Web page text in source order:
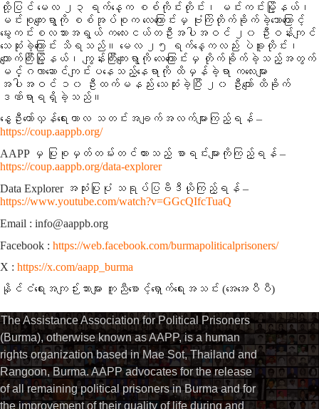
ထို့ပြင် မေလ ၂၃ ရက်နေ့က စစ်ကိုင်းတိုင်း၊ မင်းကင်းမြို့နယ်၊
မင်းစုကျေးရွာကို စစ်အုပ်စုက လေကြောင်းမှ ဗုံးကြဲတိုက်ခိုက်ခဲ့သောကြောင့်
မွေးကင်းစလသားအရွယ် ကလေးငယ်တဦးအပါအဝင် ၂၀ ဦးဝန်းကျင်
သေဆုံးခဲ့ကြောင်း သိရသည်။ မေလ ၂၅ ရက်နေ့ကလည်း ပဲခူးတိုင်း၊
ကျောက်ကြီးမြို့နယ်၊ ကျွန်းကြီးကျေးရွာကို လေကြောင်းမှ တိုက်ခိုက်ခဲ့သည့်အတွက်
မင်္ဂလာဆောင်ကျင်းပနေသည့်နေရာကို ထိမှန်ခဲ့ရာ ကလေးများ
အပါအဝင် ၁၀ ဦးထက်မနည်း သေဆုံးခဲ့ပြီး ၂၀ ဦးကျော် ထိခိုက်
ဒဏ်ရာရရှိခဲ့သည်။
နွေဦးတော်လှန်ရေးကာလ သတင်းအချက်အလက်များကြည့်ရန် –
https://coup.aappb.org/
AAPP မှ ပြုစုမှတ်တမ်းတင်ထားသည့် စာရင်းများကိုကြည့်ရန် –
https://coup.aappb.org/data-explorer
Data Explorer အသုံးပြုပုံ သရုပ်ပြဗီဒီယိုကြည့်ရန် –
https://www.youtube.com/watch?v=GGcQIfcTuaQ
Email : info@aappb.org
Facebook : https://web.facebook.com/burmapoliticalprisoners/
X : https://x.com/aapp_burma
နိုင်ငံရေးအကျဉ်းသားများ ကူညီစောင့်ရှောက်ရေးအသင်း (အေအေပီပီ)
The Assistance Association for Political Prisoners
(Burma), otherwise known as AAPP, is a human
rights organization based in Mae Sot, Thailand and
Rangoon, Burma. AAPP advocates for the release
of all remaining political prisoners in Burma and for
the improvement of their quality of life during and